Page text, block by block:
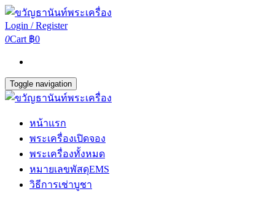
Login / Register
0Cart ฿0
Toggle navigation
หน้าแรก
พระเครื่องเปิดจอง
พระเครื่องทั้งหมด
หมายเลขพัสดุEMS
วิธีการเช่าบูชา